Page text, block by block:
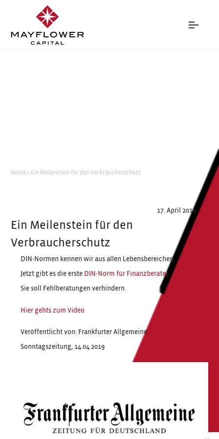
Home » Ein Meilenstein für den Verbraucherschutz
17. April 2019
Ein Meilenstein für den
Verbraucherschutz
DIN-Normen kennen wir aus allen Lebensbereichen.
Jetzt gibt es die erste DIN-Norm für Finanzberater.
Sie soll Fehlberatungen verhindern.
Hier gehts zum Video
Veröffentlicht von: Frankfurter Allgemeine
Sonntagszeitung, 14.04.2019